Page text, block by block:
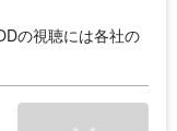
の視聴には各社の